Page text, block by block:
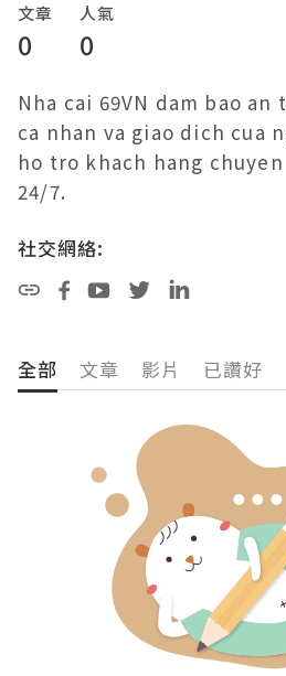
文章
0
人氣
0
Nha cai 69VN dam bao
ca nhan va giao dich cua
ho tro khach hang
社交網絡:
全部 文章 影片 已讚好